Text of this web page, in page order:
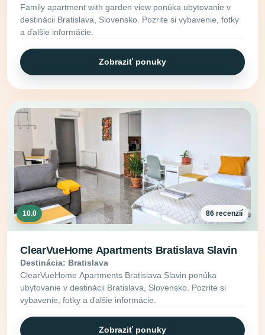
Family apartment with garden view ponúka ubytovanie v
destinácii Bratislava, Slovensko. Pozrite si vybavenie, fotky
a ďalšie informácie.
Zobraziť ponuky
10.0 86 recenzií
ClearVueHome Apartments Bratislava Slavin
Destinácia: Bratislava
ClearVueHome Apartments Bratislava Slavin ponúka
ubytovanie v destinácii Bratislava, Slovensko. Pozrite si
vybavenie, fotky a ďalšie informácie.
Zobraziť ponuky